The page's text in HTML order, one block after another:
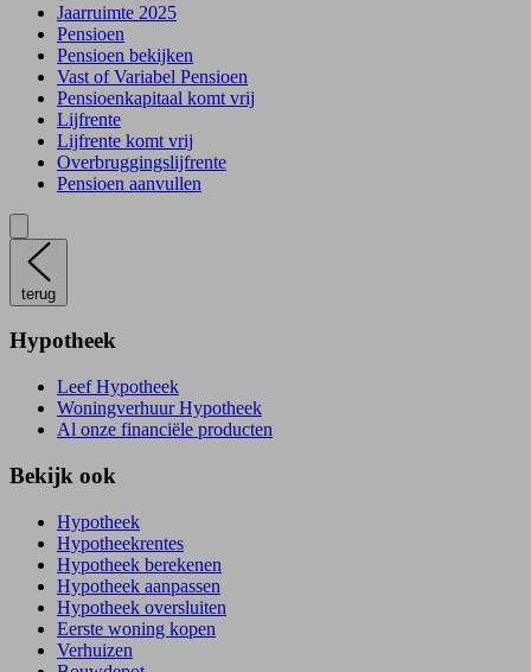
Jaarruimte 2025
Pensioen
Pensioen bekijken
Vast of Variabel Pensioen
Pensioenkapitaal komt vrij
Lijfrente
Lijfrente komt vrij
Overbruggingslijfrente
Pensioen aanvullen
terug
Hypotheek
Leef Hypotheek
Woningverhuur Hypotheek
Al onze financiële producten
Bekijk ook
Hypotheek
Hypotheekrentes
Hypotheek berekenen
Hypotheek aanpassen
Hypotheek oversluiten
Eerste woning kopen
Verhuizen